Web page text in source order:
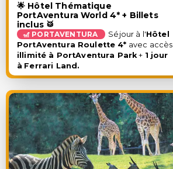
🌟 Hôtel Thématique
PortAventura World 4* + Billets
inclus 🥁
🎢 PORTAVENTURA Séjour à l'Hôtel
PortAventura Roulette 4* avec accès
illimité à PortAventura Park+ 1 jour
à Ferrari Land.